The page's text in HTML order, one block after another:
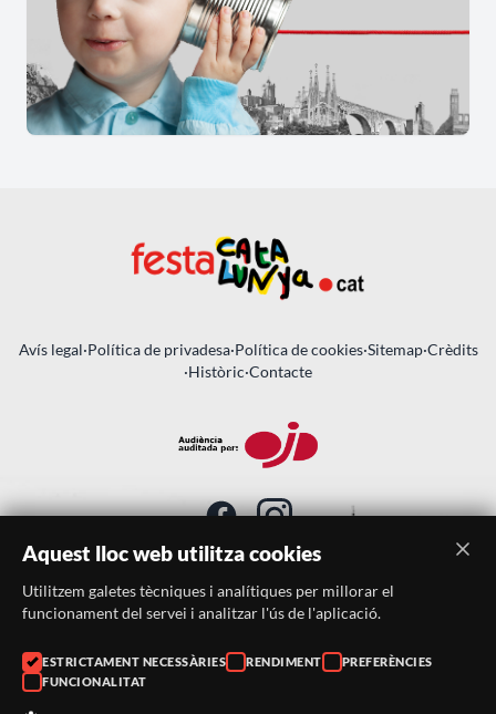
Avís legal·Política de privadesa·Política de cookies·Sitemap·Crèdits
·Històric·Contacte
SUBSCRIU-TE AL BUTLLETÍ
Telèfon:
938046359
Correu:
Aquest lloc web utilitza cookies
Utilitzem galetes tècniques i analítiques per millorar el
funcionament del servei i analitzar l'ús de l'aplicació.
ESTRICTAMENT NECESSÀRIES RENDIMENT
PREFERÈNCIES
FUNCIONALITAT